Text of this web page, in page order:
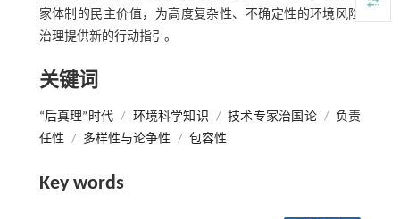
家体制的民主价值，为高度复杂性、不确定性的环境风险
治理提供新的行动指引。
关键词
“后真理”时代 / 环境科学知识 / 技术专家治国论 / 负责
任性 / 多样性与论争性 / 包容性
Key words